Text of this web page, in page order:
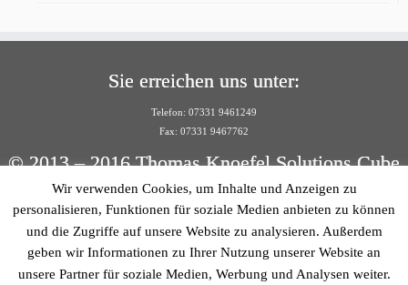
Sie erreichen uns unter:
Telefon: 07331 9461249
Fax: 07331 9467762
© 2013 – 2016 Thomas Knoefel Solutions Cube
Per E-Mail:
info@solutionscube.de
© 2013 – 2016 Thomas Knoefel Solutions Cube
Wir verwenden Cookies, um Inhalte und Anzeigen zu
personalisieren, Funktionen für soziale Medien anbieten zu können
und die Zugriffe auf unsere Website zu analysieren. Außerdem
geben wir Informationen zu Ihrer Nutzung unserer Website an
unsere Partner für soziale Medien, Werbung und Analysen weiter.